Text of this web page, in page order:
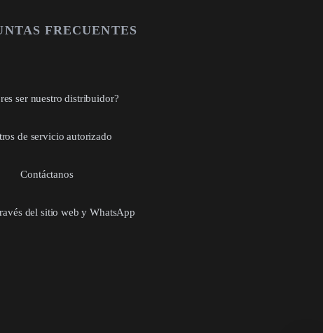
FRECUENTES
ser nuestro distribuidor?
de servicio autorizado
Contáctanos
del sitio web y WhatsApp